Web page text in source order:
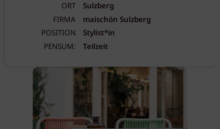
ORT
Sulzberg
FIRMA
maischön Sulzberg
POSITION
Stylist*in
PENSUM:
Teilzeit